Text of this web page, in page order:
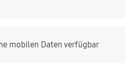
mobilen Daten verfügbar